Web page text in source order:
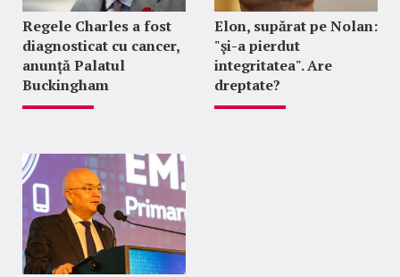
Regele Charles a fost
diagnosticat cu cancer,
anunță Palatul
Buckingham
Elon, supărat pe Nolan:
"şi-a pierdut
integritatea". Are
dreptate?